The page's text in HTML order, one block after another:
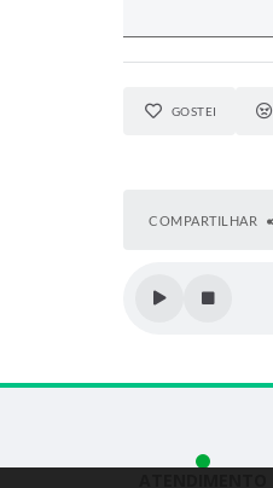
GOSTEI
COMPARTILHAR